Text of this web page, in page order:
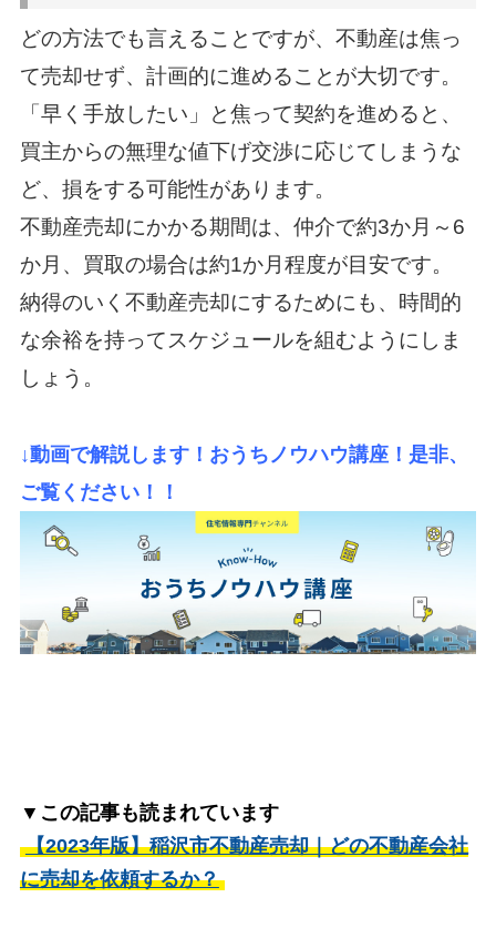
どの方法でも言えることですが、不動産は焦っ
て売却せず、計画的に進めることが大切です。
「早く手放したい」と焦って契約を進めると、
買主からの無理な値下げ交渉に応じてしまうな
ど、損をする可能性があります。
不動産売却にかかる期間は、仲介で約3か月～6
か月、買取の場合は約1か月程度が目安です。
納得のいく不動産売却にするためにも、時間的
な余裕を持ってスケジュールを組むようにしま
しょう。
↓動画で解説します！おうちノウハウ講座！是非、
ご覧ください！！
▼この記事も読まれています
【2023年版】稲沢市不動産売却｜どの不動産会社
に売却を依頼するか？